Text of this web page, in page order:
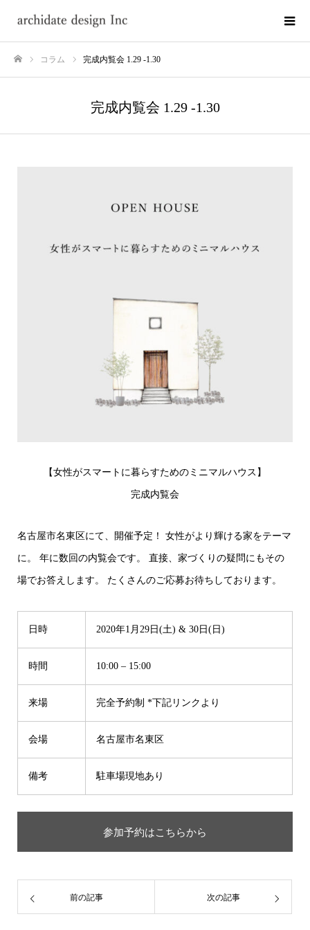
コラム 完成内覧会 1.29 -1.30
完成内覧会 1.29 -1.30
【女性がスマートに暮らすためのミニマルハウス】
完成内覧会
名古屋市名東区にて、開催予定！ 女性がより輝ける家をテーマ
に。 年に数回の内覧会です。 直接、家づくりの疑問にもその
場でお答えします。 たくさんのご応募お待ちしております。
日時 2020年1月29日(土) & 30日(日)
時間 10:00 – 15:00
来場 完全予約制 *下記リンクより
会場 名古屋市名東区
備考 駐車場現地あり
参加予約はこちらから
前の記事 次の記事